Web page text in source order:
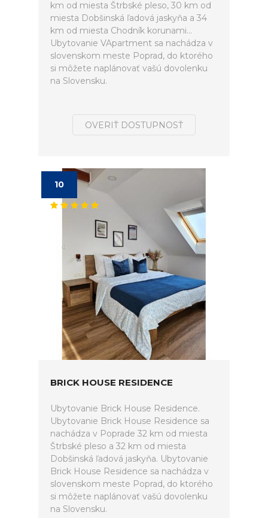
km od miesta Štrbské pleso, 30 km od
miesta Dobšinská ľadová jaskyňa a 34
km od miesta Chodník korunami...
Ubytovanie VApartment sa nachádza v
slovenskom meste Poprad, do ktorého
si môžete naplánovať vašú dovolenku
na Slovensku.
OVERIŤ DOSTUPNOSŤ
10
BRICK HOUSE RESIDENCE
Ubytovanie Brick House Residence.
Ubytovanie Brick House Residence sa
nachádza v Poprade 32 km od miesta
Štrbské pleso a 32 km od miesta
Dobšinská ľadová jaskyňa. Ubytovanie
Brick House Residence sa nachádza v
slovenskom meste Poprad, do ktorého
si môžete naplánovať vašú dovolenku
na Slovensku.